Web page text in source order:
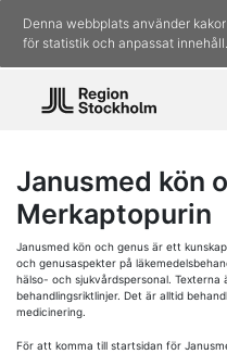
Denna webbplats använder
för statistik och anpassat innehåll.
Janusmed kön
Merkaptopurin
Janusmed kön och genus är ett
och genusaspekter på
hälso- och sjukvårdspersonal. Texterna
behandlingsriktlinjer. Det är alltid
medicinering.
För att komma till startsidan för